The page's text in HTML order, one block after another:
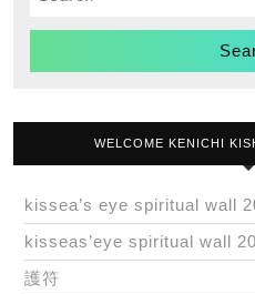
WELCOME KENICHI
kissea’s eye spiritual wall
kisseas’eye spiritual wall
護符